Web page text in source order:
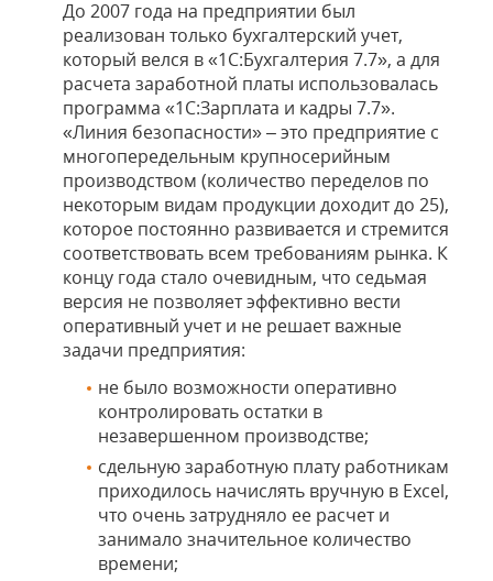
До 2007 года на предприятии был
реализован только бухгалтерский учет,
который велся в «1С:Бухгалтерия 7.7», а для
расчета заработной платы использовалась
программа «1С:Зарплата и кадры 7.7».
«Линия безопасности» – это предприятие с
многопередельным крупносерийным
производством (количество переделов по
некоторым видам продукции доходит до 25),
которое постоянно развивается и стремится
соответствовать всем требованиям рынка. К
концу года стало очевидным, что седьмая
версия не позволяет эффективно вести
оперативный учет и не решает важные
задачи предприятия:
не было возможности оперативно
контролировать остатки в
незавершенном производстве;
сдельную заработную плату работникам
приходилось начислять вручную в Excel,
что очень затрудняло ее расчет и
занимало значительное количество
времени;